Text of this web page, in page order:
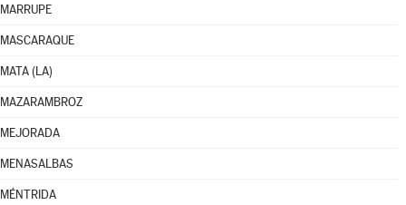
MARRUPE
MASCARAQUE
MATA (LA)
MAZARAMBROZ
MEJORADA
MENASALBAS
MÉNTRIDA